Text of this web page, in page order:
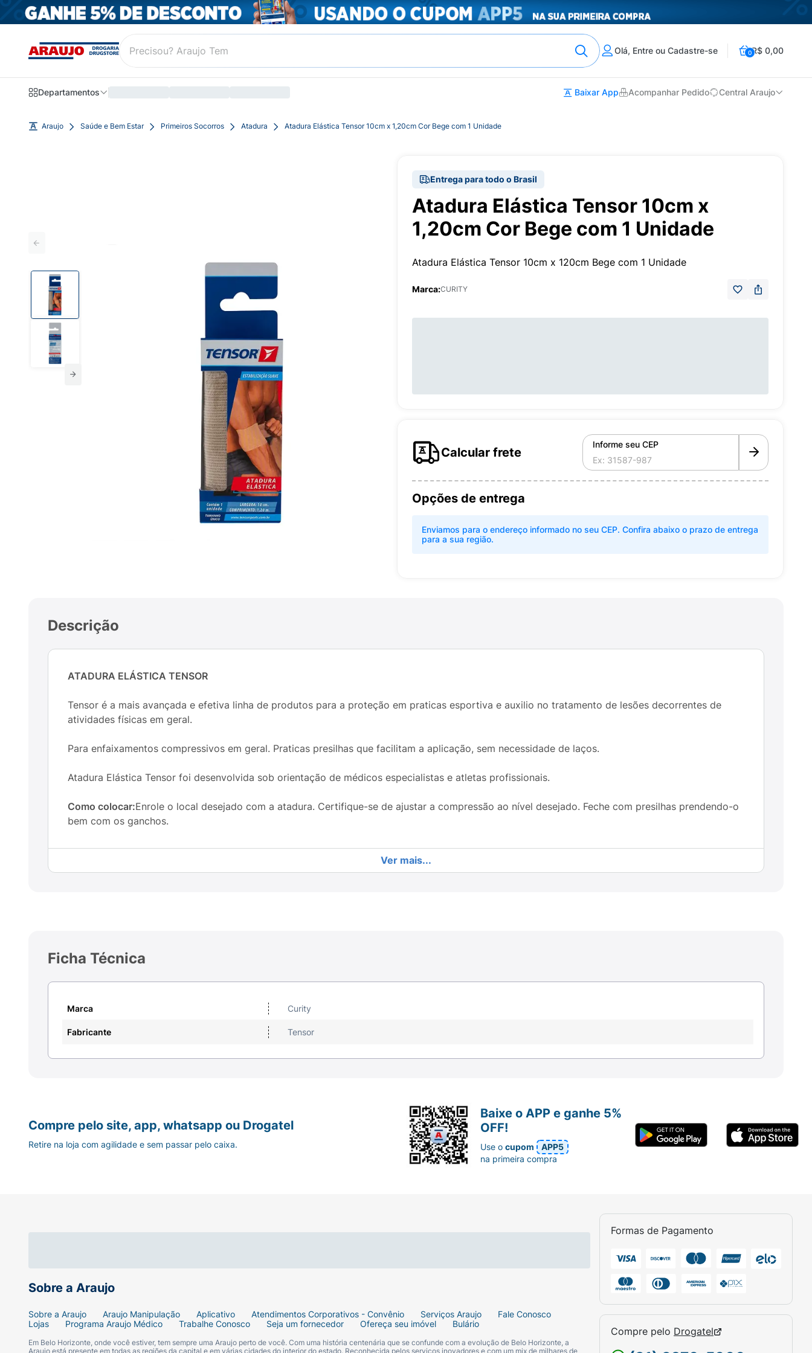
Olá, Entre ou Cadastre-se 0R$ 0,00
Departamentos Baixar App Acompanhar Pedido Central Araujo
Araujo Saúde e Bem Estar Primeiros Socorros Atadura Atadura Elástica Tensor 10cm x 1,20cm Cor Bege com 1 Unidade
Entrega para todo o Brasil
Atadura Elástica Tensor 10cm x
1,20cm Cor Bege com 1 Unidade
Atadura Elástica Tensor 10cm x 120cm Bege com 1 Unidade
Marca:CURITY
Calcular frete
Informe seu CEP
Opções de entrega
Enviamos para o endereço informado no seu CEP. Confira abaixo o prazo de entrega
para a sua região.
Descrição
ATADURA ELÁSTICA TENSOR
Tensor é a mais avançada e efetiva linha de produtos para a proteção em praticas esportiva e auxilio no tratamento de lesões decorrentes de
atividades físicas em geral.
Para enfaixamentos compressivos em geral. Praticas presilhas que facilitam a aplicação, sem necessidade de laços.
Atadura Elástica Tensor foi desenvolvida sob orientação de médicos especialistas e atletas profissionais.
Como colocar:Enrole o local desejado com a atadura. Certifique-se de ajustar a compressão ao nível desejado. Feche com presilhas prendendo-o
bem com os ganchos.
Ver mais...
Ficha Técnica
Marca Curity
Fabricante Tensor
Sobre a Araujo
Sobre a Araujo Araujo Manipulação Aplicativo Atendimentos Corporativos - Convênio Serviços Araujo
Fale Conosco
Lojas
Programa Araujo Médico Trabalhe Conosco Seja um fornecedor Ofereça seu imóvel Bulário
Em Belo Horizonte, onde você estiver, tem sempre uma Araujo perto de você. Com uma história centenária que se confunde com a evolução de Belo Horizonte, a
Araujo está presente em todas as regiões da capital e em várias cidades do interior do estado. Reconhecida pelos serviços inovadores e com um mix de milhares de
Formas de Pagamento
Compre pelo Drogatel
Compre pelo site, app, whatsapp ou Drogatel
Retire na loja com agilidade e sem passar pelo caixa.
Baixe o APP e ganhe 5%
OFF!
Use ocupom
APP5
na primeira compra